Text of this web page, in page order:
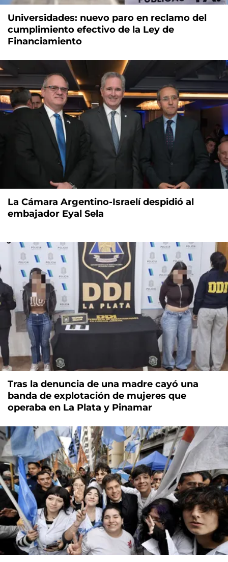
Universidades: nuevo paro en reclamo del
cumplimiento efectivo de la Ley de
Financiamiento
La Cámara Argentino-Israelí despidió al
embajador Eyal Sela
Tras la denuncia de una madre cayó una
banda de explotación de mujeres que
operaba en La Plata y Pinamar